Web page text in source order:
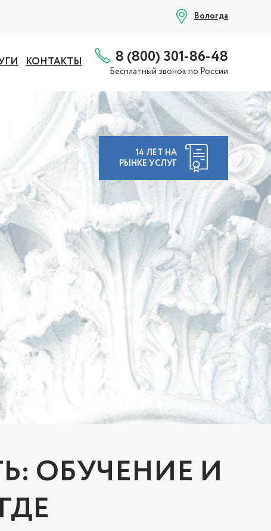
Вологда
КОНТАКТЫ 8 (800) 301-86-48
Бесплатный звонок по России
14 ЛЕТ НА
РЫНКЕ УСЛУГ
ОБУЧЕНИЕ И